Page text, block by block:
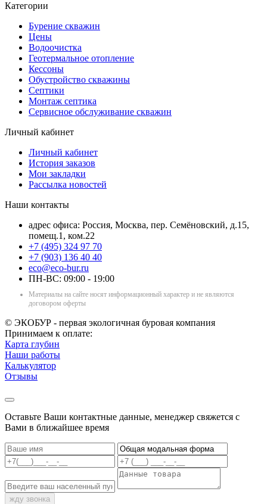
Категории
Бурение скважин
Цены
Водоочистка
Геотермальное отопление
Кессоны
Обустройство скважины
Септики
Монтаж септика
Сервисное обслуживание скважин
Личный кабинет
Личный кабинет
История заказов
Мои закладки
Рассылка новостей
Наши контакты
адрес офиса: Россия, Москва, пер. Семёновский, д.15,
помещ.1, ком.22
+7 (495) 324 97 70
+7 (903) 136 40 40
eco@eco-bur.ru
ПН-ВС: 09:00 - 19:00
Материалы на сайте носят информационный характер и не являются
договором оферты
© ЭКОБУР - первая экологичная буровая компания
Принимаем к оплате:
Карта глубин
Наши работы
Калькулятор
Отзывы
Оставьте Ваши контактные данные, менеджер свяжется с
Вами в ближайшее время
жду звонка